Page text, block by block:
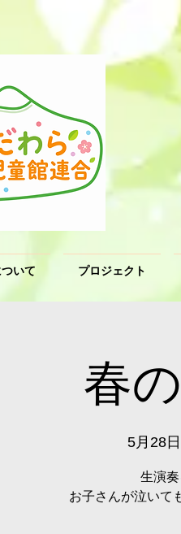
いて プロジェクト
春
5月28
生演奏
お子さんが泣いて